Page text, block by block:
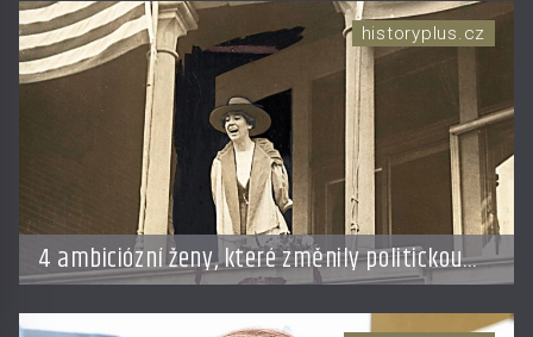
4 ambiciózní ženy, které změnily politickou
hru: Manželé je posílali do kuchyně marně
historyplus.cz